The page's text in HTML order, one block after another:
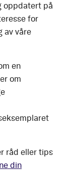
oppdatert på
for
av våre
en
om
råd eller tips
din